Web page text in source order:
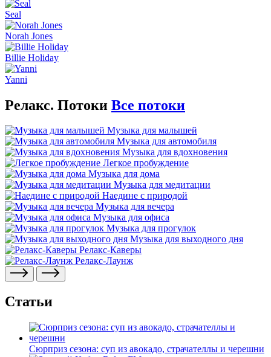
Seal
Norah Jones
Billie Holiday
Yanni
Релакс. Потоки Все потоки
Музыка для малышей
Музыка для автомобиля
Музыка для вдохновения
Легкое пробуждение
Музыка для дома
Музыка для медитации
Наедине с природой
Музыка для вечера
Музыка для офиса
Музыка для прогулок
Музыка для выходного дня
Релакс-Каверы
Релакс-Лаунж
Статьи
Сюрприз сезона: суп из авокадо, страчателлы и черешни